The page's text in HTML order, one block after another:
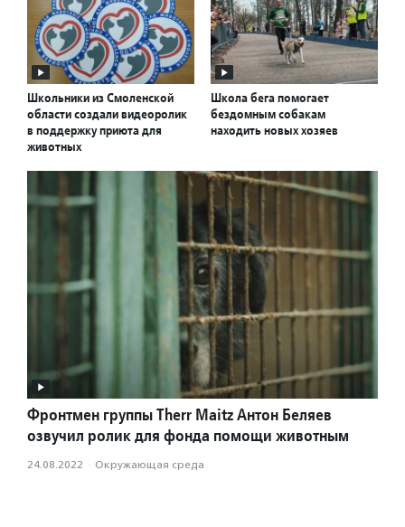
Школьники из Смоленской
области создали видеоролик
в поддержку приюта для
животных
Школа бега помогает
бездомным собакам
находить новых хозяев
Фронтмен группы Therr Maitz Антон Беляев
озвучил ролик для фонда помощи животным
24.08.2022 · Окружающая среда